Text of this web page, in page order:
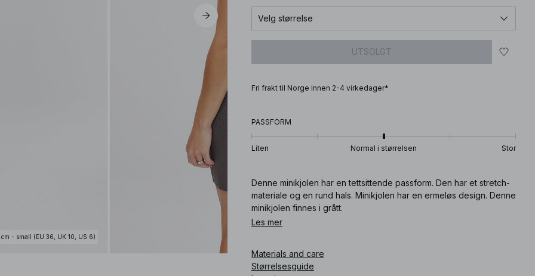
cm - small (EU 36, UK 10, US 6)
Velg størrelse
UTSOLGT
Fri frakt til Norge innen 2-4 virkedager*
PASSFORM
Liten Normal i størrelsen Stor
Denne minikjolen har en tettsittende passform. Den har et stretch-
materiale og en rund hals. Minikjolen har en ermeløs design. Denne
minikjolen finnes i grått.
Les mer
Materials and care
Størrelsesguide